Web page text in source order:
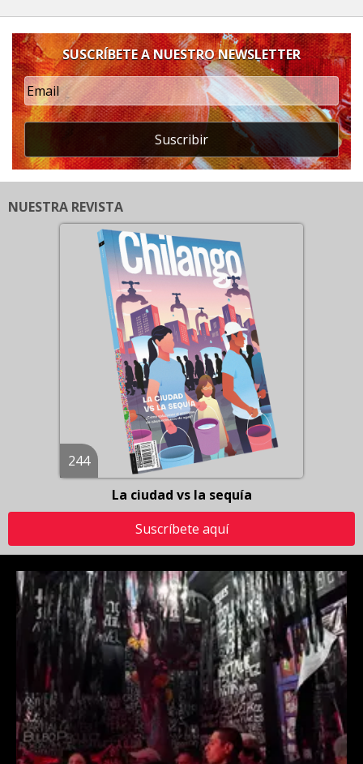
SUSCRÍBETE A NUESTRO NEWSLETTER
Suscribir
NUESTRA REVISTA
244
La ciudad vs la sequía
Suscríbete aquí